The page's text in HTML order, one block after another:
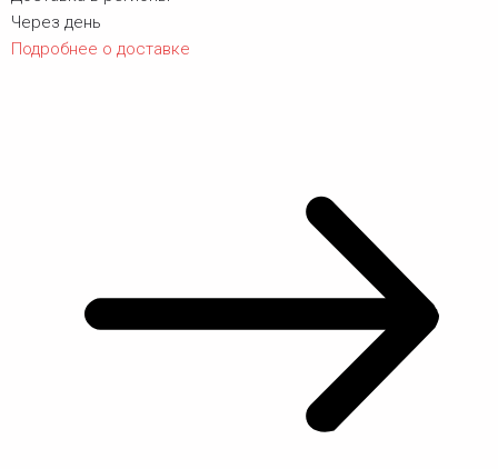
Через день
Подробнее о доставке